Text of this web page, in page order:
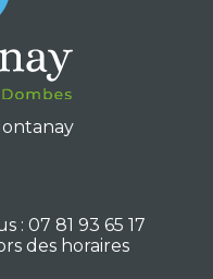
: 07 81 93 65 17
des horaires